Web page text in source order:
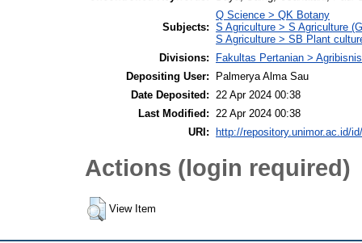
Subjects:
Q Science > QK Botany
S Agriculture > S Agriculture
S Agriculture > SB Plant
Divisions:
Fakultas Pertanian > Agribisnis
Depositing User:
Palmerya Alma Sau
Date Deposited:
22 Apr 2024 00:38
Last Modified:
22 Apr 2024 00:38
URI:
http://repository.unimor.ac.id/
Actions (login required)
View Item